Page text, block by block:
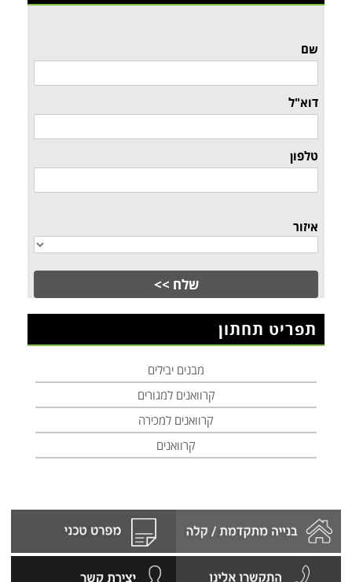
שם
דוא"ל
טלפון
איזור
תפריט תחתון
מבנים יבילים
קרוואנים למגורים
קרוואנים למכירה
קרוואנים